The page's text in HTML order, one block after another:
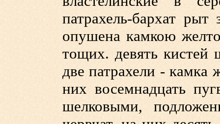
патрахель-бархат
опушена камкою
тощих. девять кистей
две патрахели -
них восемнадцать
шелковыми,